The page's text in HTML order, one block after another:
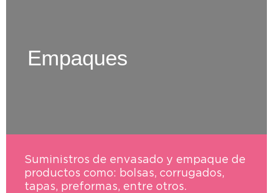
Empaques
Suministros de envasado y empaque de
productos como: bolsas, corrugados,
tapas, preformas, entre otros.